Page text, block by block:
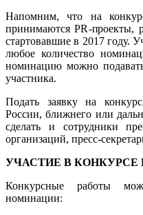
Напомним, что на
принимаются PR-проекты,
стартовавшие в 2017 году.
любое количество
номинацию можно
участника.
Подать заявку на
России, ближнего или
сделать и сотрудники
организаций, пресс-
УЧАСТИЕ В КОНКУРСЕ
Конкурсные работы
номинации: